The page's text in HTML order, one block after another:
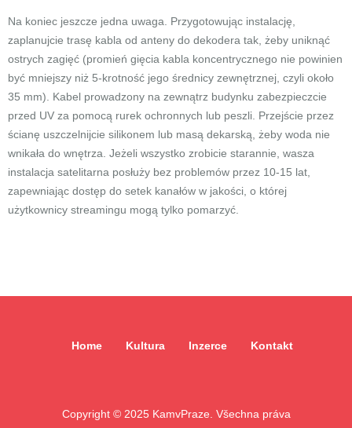
Na koniec jeszcze jedna uwaga. Przygotowując instalację,
zaplanujcie trasę kabla od anteny do dekodera tak, żeby uniknąć
ostrych zagięć (promień gięcia kabla koncentrycznego nie powinien
być mniejszy niż 5-krotność jego średnicy zewnętrznej, czyli około
35 mm). Kabel prowadzony na zewnątrz budynku zabezpieczcie
przed UV za pomocą rurek ochronnych lub peszli. Przejście przez
ścianę uszczelnijcie silikonem lub masą dekarską, żeby woda nie
wnikała do wnętrza. Jeżeli wszystko zrobicie starannie, wasza
instalacja satelitarna posłuży bez problemów przez 10-15 lat,
zapewniając dostęp do setek kanałów w jakości, o której
użytkownicy streamingu mogą tylko pomarzyć.
Home Kultura Inzerce Kontakt
Copyright © 2025 KamvPraze. Všechna práva